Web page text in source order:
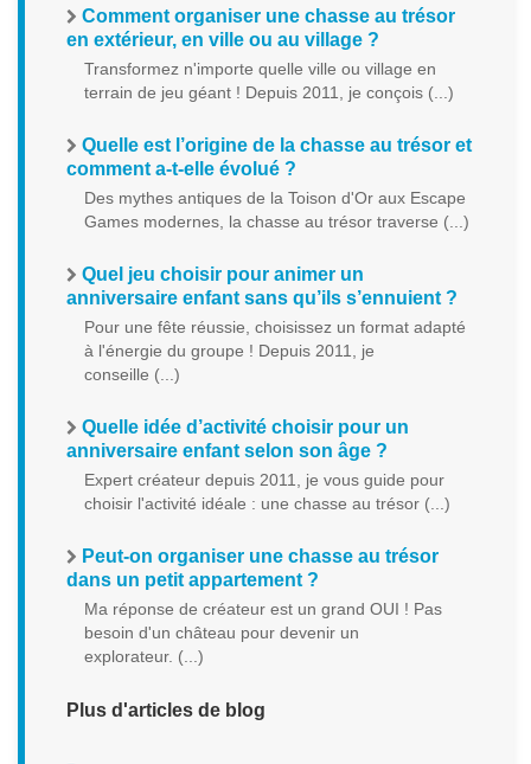
Comment organiser une chasse au trésor
en extérieur, en ville ou au village ?
Transformez n'importe quelle ville ou village en
terrain de jeu géant ! Depuis 2011, je conçois (...)
Quelle est l’origine de la chasse au trésor et
comment a-t-elle évolué ?
Des mythes antiques de la Toison d'Or aux Escape
Games modernes, la chasse au trésor traverse (...)
Quel jeu choisir pour animer un
anniversaire enfant sans qu’ils s’ennuient ?
Pour une fête réussie, choisissez un format adapté
à l'énergie du groupe ! Depuis 2011, je
conseille (...)
Quelle idée d’activité choisir pour un
anniversaire enfant selon son âge ?
Expert créateur depuis 2011, je vous guide pour
choisir l'activité idéale : une chasse au trésor (...)
Peut-on organiser une chasse au trésor
dans un petit appartement ?
Ma réponse de créateur est un grand OUI ! Pas
besoin d'un château pour devenir un
explorateur. (...)
Plus d'articles de blog